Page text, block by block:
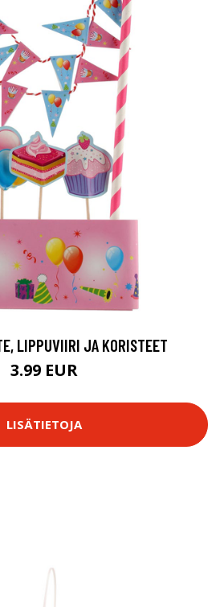
LIPPUVIIRI JA KORISTEET
3.99 EUR
LISÄTIETOJA